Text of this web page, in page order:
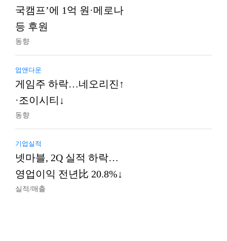
국캠프’에 1억 원·메로나
등 후원
동향
업앤다운
게임주 하락…네오리진↑
·조이시티↓
동향
기업실적
넷마블, 2Q 실적 하락…
영업이익 전년比 20.8%↓
실적/매출